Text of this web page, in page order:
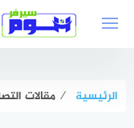
الرئيسية ⁄ مقالات